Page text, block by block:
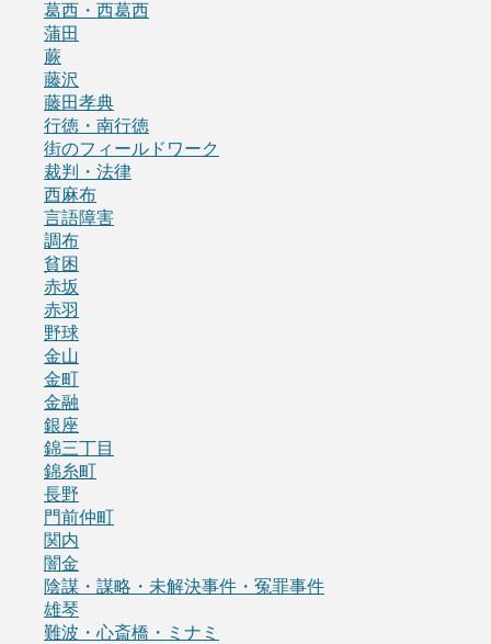
葛西・西葛西
蒲田
蕨
藤沢
藤田孝典
行徳・南行徳
街のフィールドワーク
裁判・法律
西麻布
言語障害
調布
貧困
赤坂
赤羽
野球
金山
金町
金融
銀座
錦三丁目
錦糸町
長野
門前仲町
関内
闇金
陰謀・謀略・未解決事件・冤罪事件
雄琴
難波・心斎橋・ミナミ